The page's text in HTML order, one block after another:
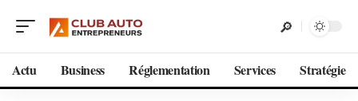
Actu Business Réglementation Services Stratégie